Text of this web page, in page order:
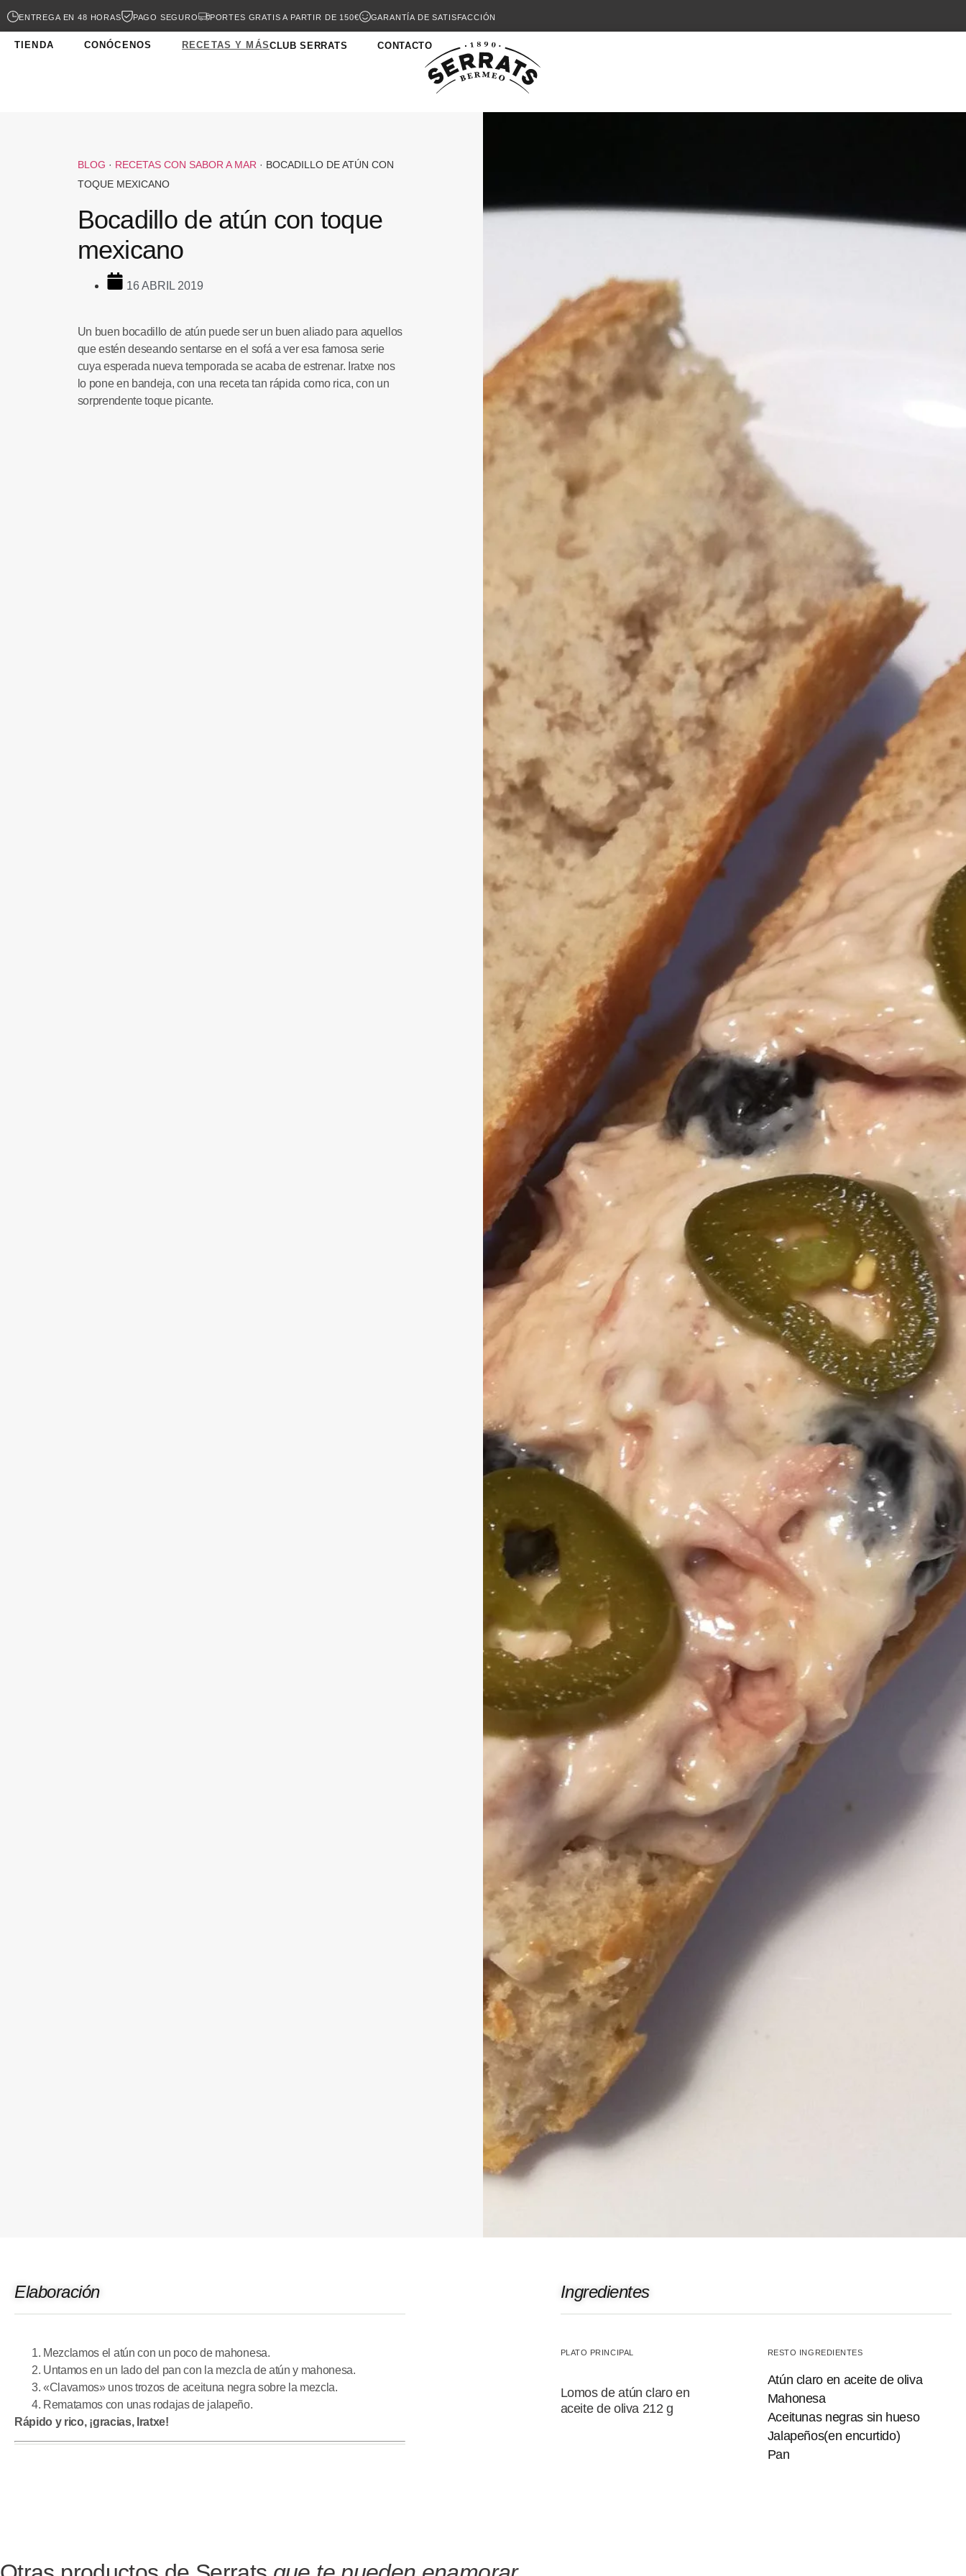
ENTREGA EN 48 HORAS PAGO SEGURO PORTES GRATIS A PARTIR DE 150€ GARANTÍA DE SATISFACCIÓN
TIENDA CONÓCENOS RECETAS Y MÁSCLUB SERRATS CONTACTO
BLOG · RECETAS CON SABOR A MAR· BOCADILLO DE ATÚN CON
TOQUE MEXICANO
Bocadillo de atún con toque
mexicano
16 ABRIL 2019
Un buen bocadillo de atún puede ser un buen aliado para aquellos
que estén deseando sentarse en el sofá a ver esa famosa serie
cuya esperada nueva temporada se acaba de estrenar. Iratxe nos
lo pone en bandeja, con una receta tan rápida como rica, con un
sorprendente toque picante.
Elaboración
Mezclamos el atún con un poco de mahonesa.
Untamos en un lado del pan con la mezcla de atún y mahonesa.
«Clavamos» unos trozos de aceituna negra sobre la mezcla.
Rematamos con unas rodajas de jalapeño.
Rápido y rico, ¡gracias, Iratxe!
Ingredientes
PLATO PRINCIPAL
Lomos de atún claro en
aceite de oliva 212 g
RESTO INGREDIENTES
Atún claro en aceite de oliva
Mahonesa
Aceitunas negras sin hueso
Jalapeños(en encurtido)
Pan